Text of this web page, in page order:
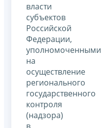
власти
субъектов
Российской
Федерации,
уполномоченными
на
осуществление
регионального
государственного
контроля
(надзора)
в